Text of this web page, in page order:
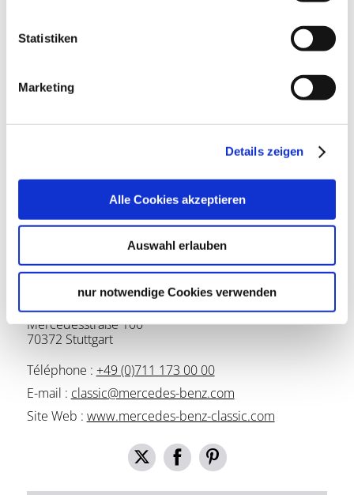
Statistiken
Marketing
Details zeigen
Alle Cookies akzeptieren
Auswahl erlauben
nur notwendige Cookies verwenden
mit Sehbehinderung
Localisation et contact
Mercedes-Benz Museum
Mercedesstraße 100
70372 Stuttgart
Téléphone : +49 (0)711 173 00 00
E-mail : classic@mercedes-benz.com
Site Web : www.mercedes-benz-classic.com